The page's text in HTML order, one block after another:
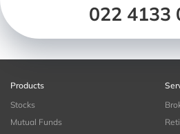
022 4133
Products
Stocks
Mutual Funds